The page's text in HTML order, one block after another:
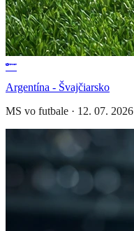
Argentína - Švajčiarsko
MS vo futbale · 12. 07. 2026